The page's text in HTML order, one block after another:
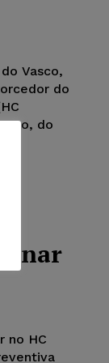
Vasco,
do
do
no HC